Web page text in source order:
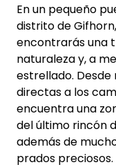
En un pequeño
distrito de
encontrarás una
naturaleza y, a
estrellado.
directas a los
encuentra una
del último rincón
además de
prados preciosos.